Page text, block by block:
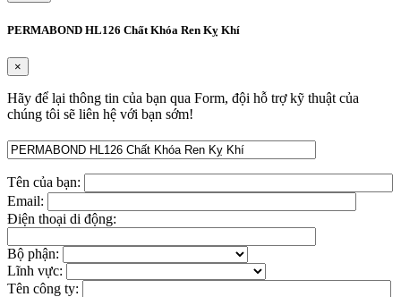
PERMABOND HL126 Chất Khóa Ren Kỵ Khí
×
Hãy để lại thông tin của bạn qua Form, đội hỗ trợ kỹ thuật của
chúng tôi sẽ liên hệ với bạn sớm!
Tên của bạn:
Email:
Điện thoại di động:
Bộ phận:
Lĩnh vực:
Tên công ty: